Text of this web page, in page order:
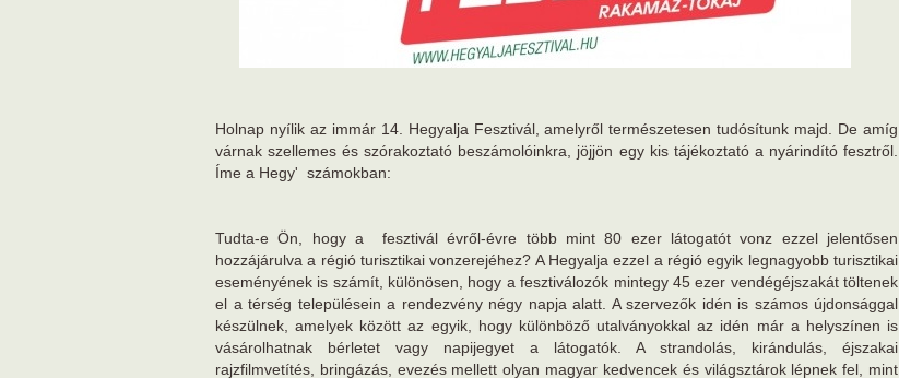
Holnap nyílik az immár 14. Hegyalja Fesztivál, amelyről természetesen tudósítunk majd. De amíg
várnak szellemes és szórakoztató beszámolóinkra, jöjjön egy kis tájékoztató a nyárindító fesztről.
Íme a Hegy' számokban:
Tudta-e Ön, hogy a fesztivál évről-évre több mint 80 ezer látogatót vonz ezzel jelentősen
hozzájárulva a régió turisztikai vonzerejéhez? A Hegyalja ezzel a régió egyik legnagyobb turisztikai
eseményének is számít, különösen, hogy a fesztiválozók mintegy 45 ezer vendégéjszakát töltenek
el a térség településein a rendezvény négy napja alatt. A szervezők idén is számos újdonsággal
készülnek, amelyek között az egyik, hogy különböző utalványokkal az idén már a helyszínen is
vásárolhatnak bérletet vagy napijegyet a látogatók. A strandolás, kirándulás, éjszakai
rajzfilmvetítés, bringázás, evezés mellett olyan magyar kedvencek és világsztárok lépnek fel, mint